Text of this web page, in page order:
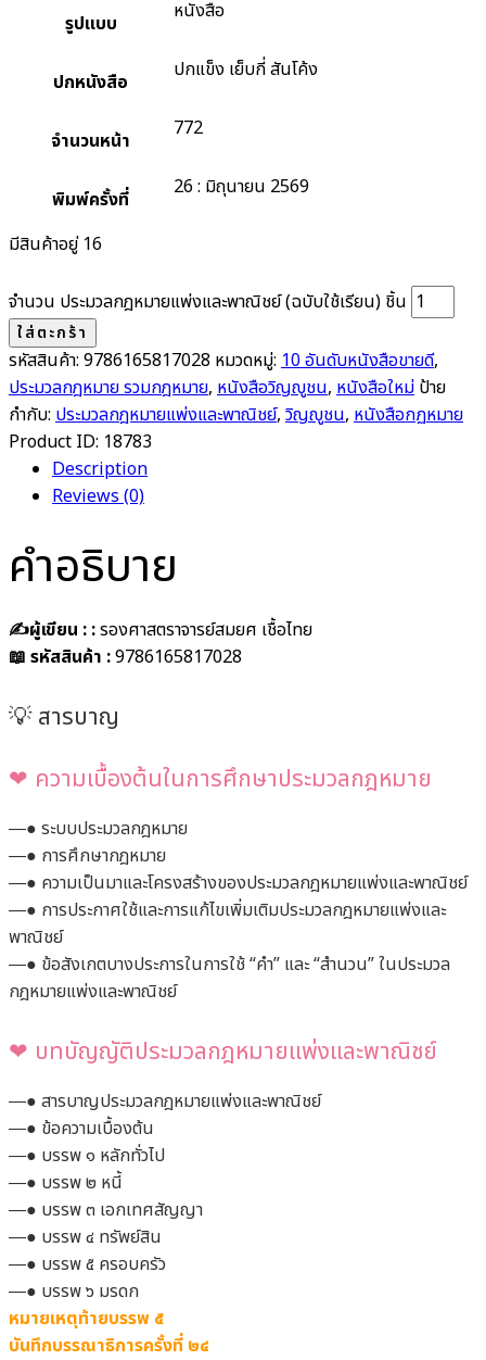
รูปแบบ หนังสือ
ปกหนังสือ ปกแข็ง เย็บกี่ สันโค้ง
จำนวนหน้า 772
พิมพ์ครั้งที่ 26 : มิถุนายน 2569
มีสินค้าอยู่ 16
จำนวน ประมวลกฎหมายแพ่งและพาณิชย์ (ฉบับใช้เรียน) ชิ้น
ใส่ตะกร้า
รหัสสินค้า: 9786165817028 หมวดหมู่: 10 อันดับหนังสือขายดี,
ประมวลกฎหมาย รวมกฎหมาย, หนังสือวิญญูชน, หนังสือใหม่ ป้าย
กำกับ: ประมวลกฎหมายแพ่งและพาณิชย์, วิญญูชน, หนังสือกฏหมาย
Product ID: 18783
Description
Reviews (0)
คำอธิบาย
✍️ผู้เขียน : :รองศาสตราจารย์สมยศ เชื้อไทย
📖 รหัสสินค้า :9786165817028
💡‍ สารบาญ ‍
❤︎ ความเบื้องต้นในการศึกษาประมวลกฎหมาย
―● ระบบประมวลกฎหมาย
―● การศึกษากฎหมาย
―● ความเป็นมาและโครงสร้างของประมวลกฎหมายแพ่งและพาณิชย์
―● การประกาศใช้และการแก้ไขเพิ่มเติมประมวลกฎหมายแพ่งและ
พาณิชย์
―● ข้อสังเกตบางประการในการใช้ “คำ” และ “สำนวน” ในประมวล
กฎหมายแพ่งและพาณิชย์
❤︎ บทบัญญัติประมวลกฎหมายแพ่งและพาณิชย์
―● สารบาญประมวลกฎหมายแพ่งและพาณิชย์
―● ข้อความเบื้องต้น
―● บรรพ ๑ หลักทั่วไป
―● บรรพ ๒ หนี้
―● บรรพ ๓ เอกเทศสัญญา
―● บรรพ ๔ ทรัพย์สิน
―● บรรพ ๕ ครอบครัว
―● บรรพ ๖ มรดก
หมายเหตุท้ายบรรพ ๕
บันทึกบรรณาธิการครั้งที่ ๒๔